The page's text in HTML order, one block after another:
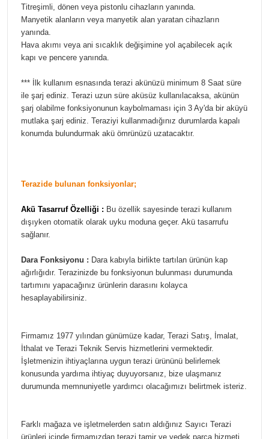
Titreşimli, dönen veya pistonlu cihazların yanında.
Manyetik alanların veya manyetik alan yaratan cihazların
yanında.
Hava akımı veya ani sıcaklık değişimine yol açabilecek açık
kapı ve pencere yanında.
*** İlk kullanım esnasında terazi akünüzü minimum 8 Saat süre
ile şarj ediniz. Terazi uzun süre aküsüz kullanılacaksa, akünün
şarj olabilme fonksiyonunun kaybolmaması için 3 Ay'da bir aküyü
mutlaka şarj ediniz. Teraziyi kullanmadığınız durumlarda kapalı
konumda bulundurmak akü ömrünüzü uzatacaktır.
Terazide bulunan fonksiyonlar;
Akü Tasarruf Özelliği : Bu özellik sayesinde terazi kullanım
dışıyken otomatik olarak uyku moduna geçer. Akü tasarrufu
sağlanır.
Dara Fonksiyonu : Dara kabıyla birlikte tartılan ürünün kap
ağırlığıdır. Terazinizde bu fonksiyonun bulunması durumunda
tartımını yapacağınız ürünlerin darasını kolayca
hesaplayabilirsiniz.
Firmamız 1977 yılından günümüze kadar, Terazi Satış, İmalat,
İthalat ve Terazi Teknik Servis hizmetlerini vermektedir.
İşletmenizin ihtiyaçlarına uygun terazi ürününü belirlemek
konusunda yardıma ihtiyaç duyuyorsanız, bize ulaşmanız
durumunda memnuniyetle yardımcı olacağımızı belirtmek isteriz.
Farklı mağaza ve işletmelerden satın aldığınız Sayıcı Terazi
ürünleri içinde firmamızdan terazi tamir ve yedek parça hizmeti